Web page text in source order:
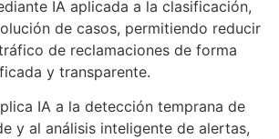
IA aplicada a la clasificación,
de casos, permitiendo reducir
de reclamaciones de forma
y transparente.
IA a la detección temprana de
y al análisis inteligente de alertas,